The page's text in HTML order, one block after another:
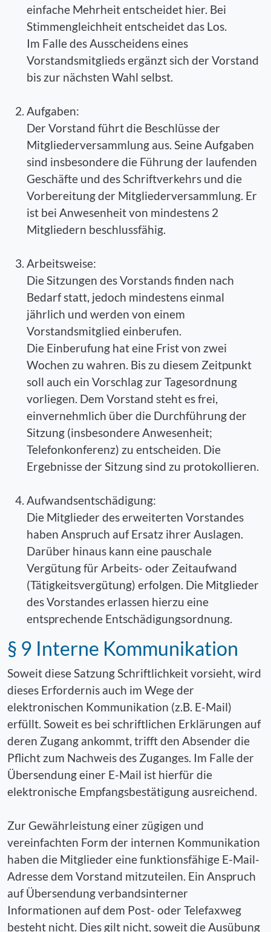
einfache Mehrheit entscheidet hier. Bei
Stimmengleichheit entscheidet das Los.
Im Falle des Ausscheidens eines
Vorstandsmitglieds ergänzt sich der Vorstand
bis zur nächsten Wahl selbst.
Aufgaben:
Der Vorstand führt die Beschlüsse der
Mitgliederversammlung aus. Seine Aufgaben
sind insbesondere die Führung der laufenden
Geschäfte und des Schriftverkehrs und die
Vorbereitung der Mitgliederversammlung. Er
ist bei Anwesenheit von mindestens 2
Mitgliedern beschlussfähig.
Arbeitsweise:
Die Sitzungen des Vorstands finden nach
Bedarf statt, jedoch mindestens einmal
jährlich und werden von einem
Vorstandsmitglied einberufen.
Die Einberufung hat eine Frist von zwei
Wochen zu wahren. Bis zu diesem Zeitpunkt
soll auch ein Vorschlag zur Tagesordnung
vorliegen. Dem Vorstand steht es frei,
einvernehmlich über die Durchführung der
Sitzung (insbesondere Anwesenheit;
Telefonkonferenz) zu entscheiden. Die
Ergebnisse der Sitzung sind zu protokollieren.
Aufwandsentschädigung:
Die Mitglieder des erweiterten Vorstandes
haben Anspruch auf Ersatz ihrer Auslagen.
Darüber hinaus kann eine pauschale
Vergütung für Arbeits- oder Zeitaufwand
(Tätigkeitsvergütung) erfolgen. Die Mitglieder
des Vorstandes erlassen hierzu eine
entsprechende Entschädigungsordnung.
§ 9 Interne Kommunikation
Soweit diese Satzung Schriftlichkeit vorsieht, wird
dieses Erfordernis auch im Wege der
elektronischen Kommunikation (z.B. E-Mail)
erfüllt. Soweit es bei schriftlichen Erklärungen auf
deren Zugang ankommt, trifft den Absender die
Pflicht zum Nachweis des Zuganges. Im Falle der
Übersendung einer E-Mail ist hierfür die
elektronische Empfangsbestätigung ausreichend.
Zur Gewährleistung einer zügigen und
vereinfachten Form der internen Kommunikation
haben die Mitglieder eine funktionsfähige E-Mail-
Adresse dem Vorstand mitzuteilen. Ein Anspruch
auf Übersendung verbandsinterner
Informationen auf dem Post- oder Telefaxweg
besteht nicht. Dies gilt nicht, soweit die Ausübung